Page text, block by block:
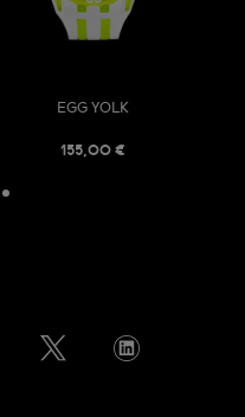
EGG YOLK
155,00 €